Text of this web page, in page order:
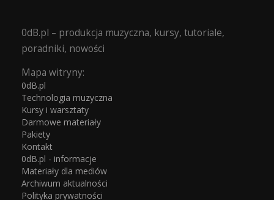
0dB.pl – produkcja muzyczna, kursy, tutoriale,
poradniki, nowości
Mapa witryny:
0dB.pl
Technologia muzyczna
Kursy i warsztaty
Darmowe materiały
Pakiety
Kontakt
0dB.pl - informacje
Materiały dla mediów
Archiwum aktualności
Polityka prywatności